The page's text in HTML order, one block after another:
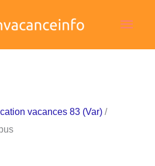
vacances 83 (Var) /